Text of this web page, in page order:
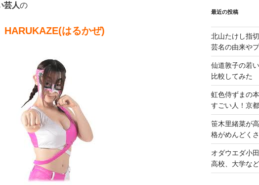
芸人の
HARUKAZE(はるかぜ)
最近の投稿
北山たけし指
芸名の由来や
仙道敦子の若
比較してみた
虹色侍ずまの
すごい人！京
笹木里緒菜が
格がめんどく
オダウエダ小
高校、大学な